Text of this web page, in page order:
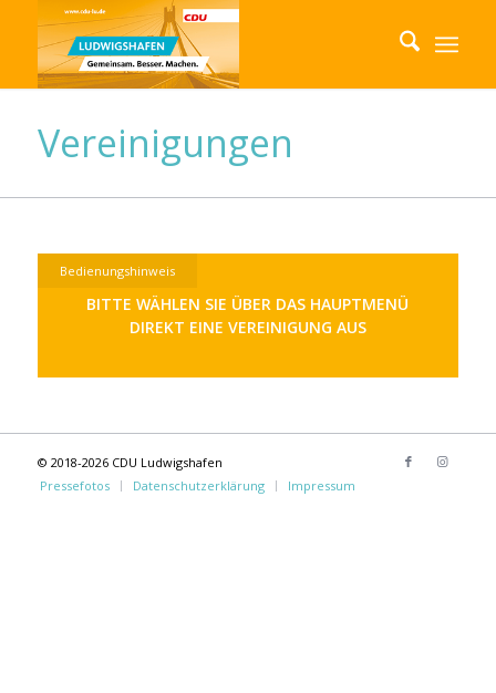
Vereinigungen
Bedienungshinweis
BITTE WÄHLEN SIE ÜBER DAS HAUPTMENÜ
DIREKT EINE VEREINIGUNG AUS
© 2018-2026 CDU Ludwigshafen
Pressefotos
Datenschutzerklärung Impressum